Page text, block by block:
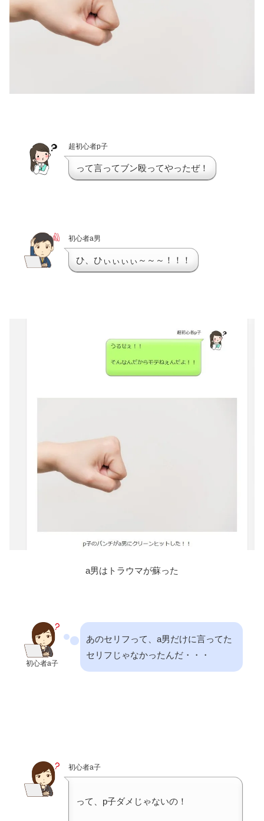
超初心者p子
って言ってブン殴ってやったぜ！
初心者a男
ひ、ひぃぃぃぃ～～～！！！
a男はトラウマが蘇った
初心者a子
あのセリフって、a男だけに言ってた
セリフじゃなかったんだ・・・
初心者a子
って、p子ダメじゃないの！